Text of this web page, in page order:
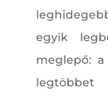
egyik
meglepő: